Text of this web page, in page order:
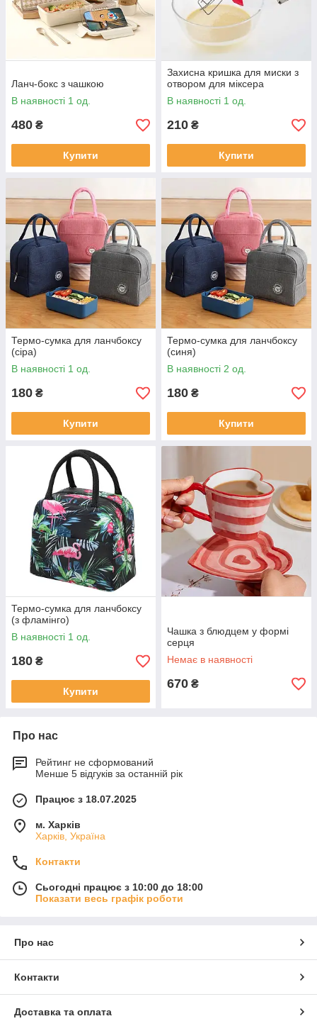
Ланч-бокс з чашкою
В наявності 1 од.
480 ₴
Купити
Захисна кришка для миски з
отвором для міксера
В наявності 1 од.
210 ₴
Купити
Термо-сумка для ланчбоксу
(сіра)
В наявності 1 од.
180 ₴
Купити
Термо-сумка для ланчбоксу
(синя)
В наявності 2 од.
180 ₴
Купити
Термо-сумка для ланчбоксу
(з фламінго)
В наявності 1 од.
180 ₴
Купити
Чашка з блюдцем у формі
серця
Немає в наявності
670 ₴
Про нас
Рейтинг не сформований
Менше 5 відгуків за останній рік
Працює з 18.07.2025
м. Харків
Харків, Україна
Контакти
Сьогодні працює з 10:00 до 18:00
Показати весь графік роботи
Про нас
Контакти
Доставка та оплата